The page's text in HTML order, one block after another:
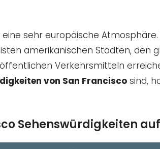
sehr europäische
amerikanischen Städten, den
Verkehrsmitteln
von San Francisco sind,
Sehenswürdigkeiten